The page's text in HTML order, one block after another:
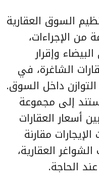
السوق العقارية
من الإجراءات،
وإقرار
الشاغرة، في
داخل السوق.
إلى مجموعة
أسعار العقارات
مقارنة
العقارية،
الحاجة.